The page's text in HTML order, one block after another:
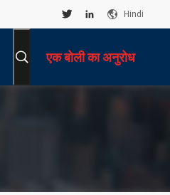
Hindi
एक बोली का अनुरोध